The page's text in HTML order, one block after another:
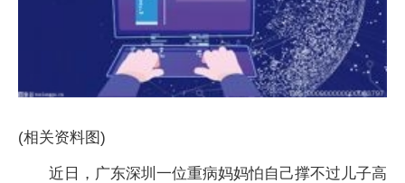
(相关资料图)
近日，广东深圳一位重病妈妈怕自己撑不过儿子高